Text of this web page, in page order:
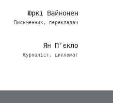
Юркі Вайнонен
Письменник, перекладач
Ян П’єкло
Журналіст, дипломат